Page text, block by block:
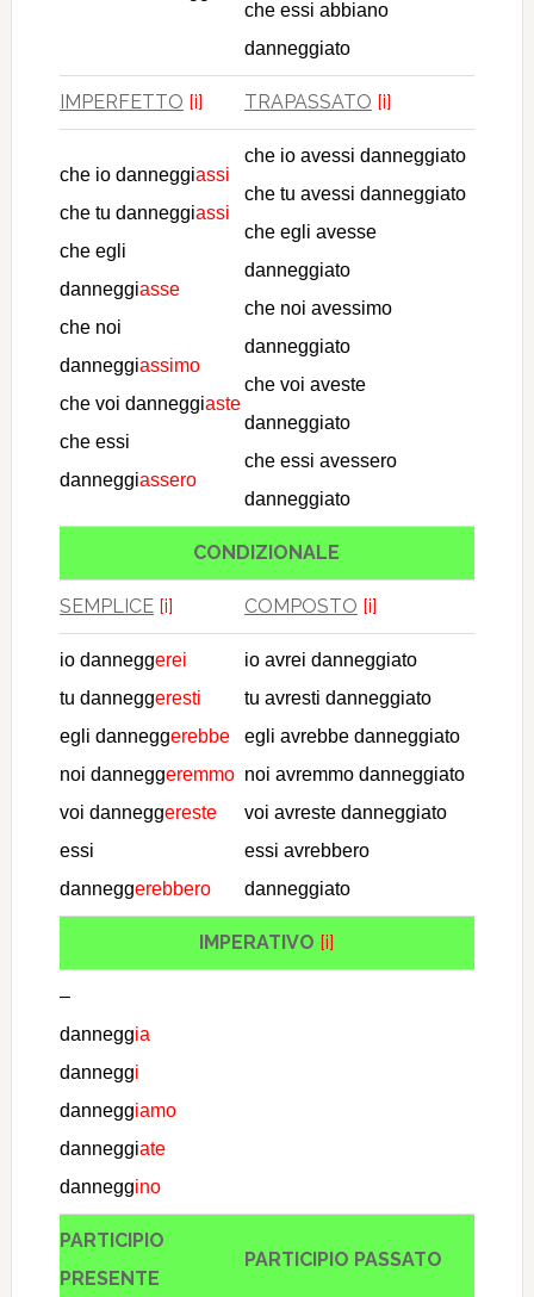
che essi abbiano
danneggiato
IMPERFETTO [i] TRAPASSATO [i]
che io danneggiassi
che tu danneggiassi
che egli
danneggiasse
che noi
danneggiassimo
che voi danneggiaste
che essi
danneggiassero
che io avessi danneggiato
che tu avessi danneggiato
che egli avesse
danneggiato
che noi avessimo
danneggiato
che voi aveste
danneggiato
che essi avessero
danneggiato
CONDIZIONALE
SEMPLICE [i] COMPOSTO [i]
io danneggerei
tu danneggeresti
egli danneggerebbe
noi danneggeremmo
voi danneggereste
essi
danneggerebbero
io avrei danneggiato
tu avresti danneggiato
egli avrebbe danneggiato
noi avremmo danneggiato
voi avreste danneggiato
essi avrebbero
danneggiato
IMPERATIVO [i]
–
danneggia
danneggi
danneggiamo
danneggiate
danneggino
PARTICIPIO
PRESENTE
PARTICIPIO PASSATO